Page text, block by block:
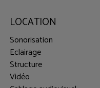
LOCATION
Sonorisation
Eclairage
Structure
Vidéo